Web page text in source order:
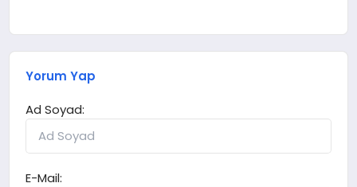
Yorum Yap
Ad Soyad:
E-Mail: